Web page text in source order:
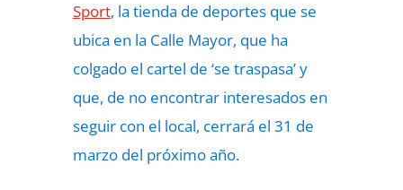
Sport, la tienda de deportes que se
ubica en la Calle Mayor, que ha
colgado el cartel de ‘se traspasa’ y
que, de no encontrar interesados en
seguir con el local, cerrará el 31 de
marzo del próximo año.